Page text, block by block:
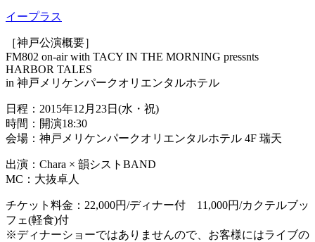
イープラス
［神戸公演概要］
FM802 on-air with TACY IN THE MORNING pressnts
HARBOR TALES
in 神戸メリケンパークオリエンタルホテル
日程：2015年12月23日(水・祝)
時間：開演18:30
会場：神戸メリケンパークオリエンタルホテル 4F 瑞天
出演：Chara × 韻シストBAND
MC：大抜卓人
チケット料金：22,000円/ディナー付 11,000円/カクテルブッ
フェ(軽食)付
※ディナーショーではありませんので、お客様にはライブの